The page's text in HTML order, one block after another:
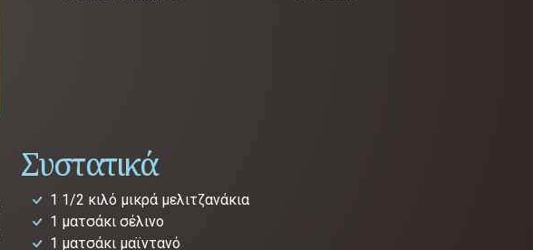
Συστατικά
1 1/2 κιλό μικρά μελιτζανάκια
1 ματσάκι σέλινο
1 ματσάκι μαϊντανό